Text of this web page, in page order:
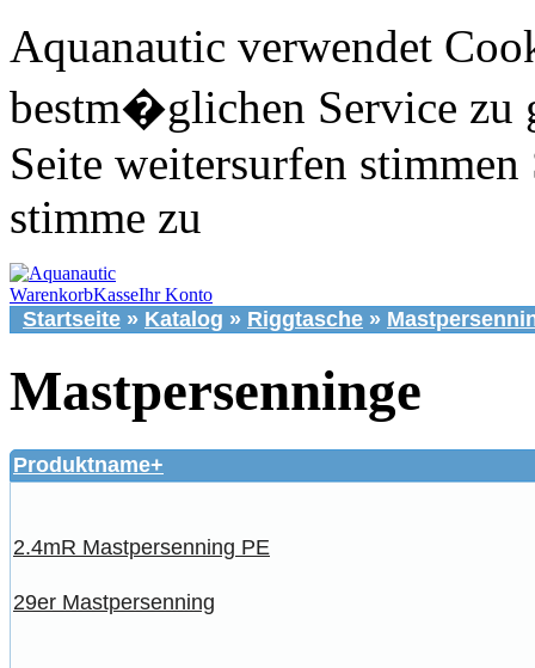
Aquanautic verwendet
bestm�glichen Service zu
Seite weitersurfen stimmen
stimme zu
WarenkorbKasseIhr Konto
Startseite » Katalog » Riggtasche »
Mastpersenninge
Produktname+
2.4mR Mastpersenning PE
29er Mastpersenning